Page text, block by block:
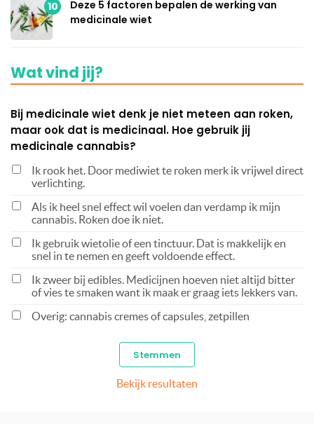
10
Deze 5 factoren bepalen de werking van
medicinale wiet
Wat vind jij?
Bij medicinale wiet denk je niet meteen aan roken,
maar ook dat is medicinaal. Hoe gebruik jij
medicinale cannabis?
Ik rook het. Door mediwiet te roken merk ik vrijwel direct
verlichting.
Als ik heel snel effect wil voelen dan verdamp ik mijn
cannabis. Roken doe ik niet.
Ik gebruik wietolie of een tinctuur. Dat is makkelijk en
snel in te nemen en geeft voldoende effect.
Ik zweer bij edibles. Medicijnen hoeven niet altijd bitter
of vies te smaken want ik maak er graag iets lekkers van.
Overig: cannabis cremes of capsules, zetpillen
Bekijk resultaten